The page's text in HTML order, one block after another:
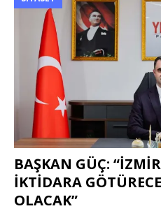
BAŞKAN GÜÇ:
İKTİDARA
OLACAK”